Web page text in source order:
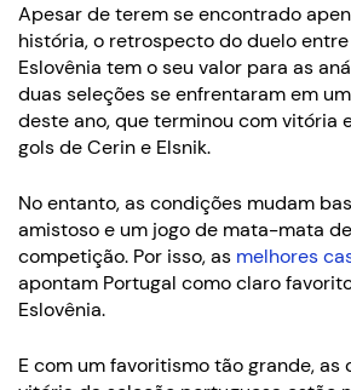
Apesar de terem se encontrado
história, o retrospecto do duelo
Eslovênia tem o seu valor para as
duas seleções se enfrentaram em
deste ano, que terminou com vitória
gols de Cerin e Elsnik.
No entanto, as condições mudam
amistoso e um jogo de mata-mata
competição. Por isso, as melhores
apontam Portugal como claro
Eslovênia.
E com um favoritismo tão grande, as